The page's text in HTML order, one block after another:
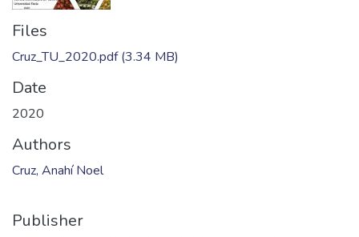
Files
Cruz_TU_2020.pdf(3.34 MB)
Date
2020
Authors
Cruz, Anahí Noel
Publisher